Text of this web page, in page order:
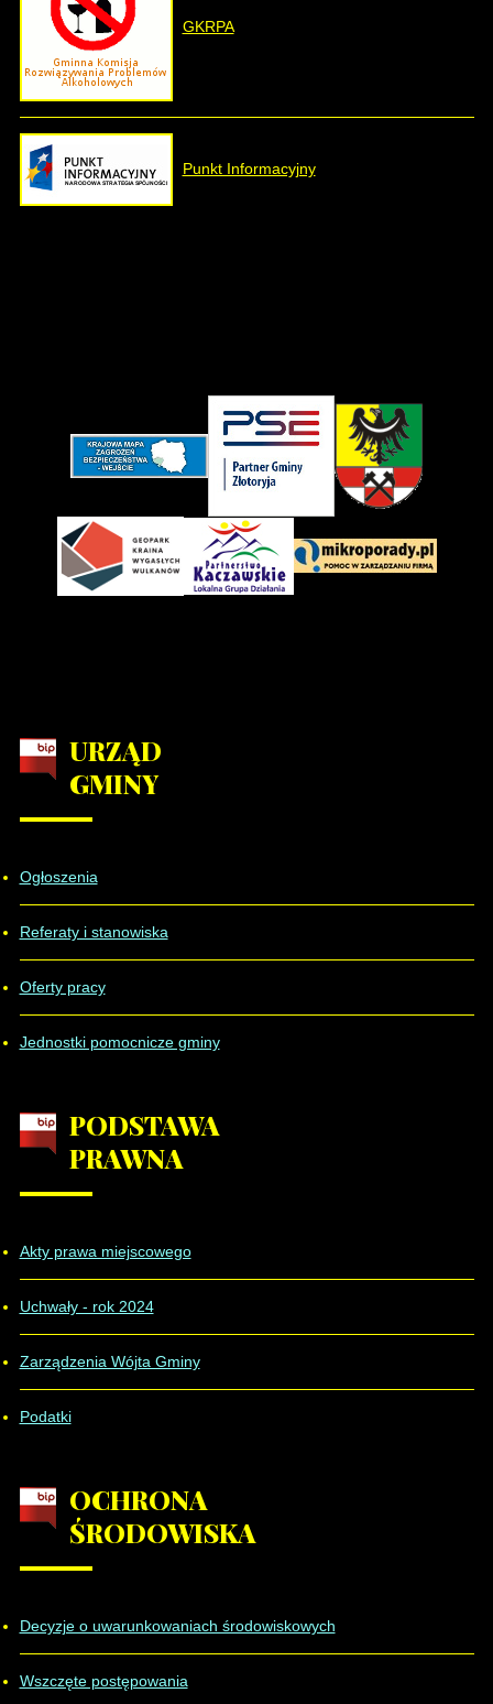
GKRPA
Punkt Informacyjny
URZĄD
GMINY
Ogłoszenia
Referaty i stanowiska
Oferty pracy
Jednostki pomocnicze gminy
PODSTAWA
PRAWNA
Akty prawa miejscowego
Uchwały - rok 2024
Zarządzenia Wójta Gminy
Podatki
OCHRONA
ŚRODOWISKA
Decyzje o uwarunkowaniach środowiskowych
Wszczęte postępowania